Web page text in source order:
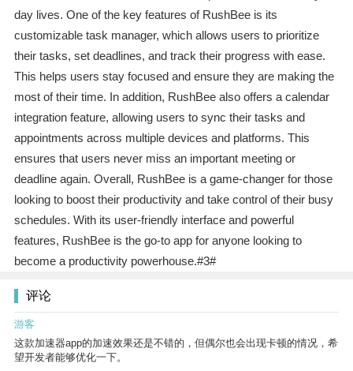
day lives. One of the key features of RushBee is its
customizable task manager, which allows users to prioritize
their tasks, set deadlines, and track their progress with ease.
This helps users stay focused and ensure they are making the
most of their time. In addition, RushBee also offers a calendar
integration feature, allowing users to sync their tasks and
appointments across multiple devices and platforms. This
ensures that users never miss an important meeting or
deadline again. Overall, RushBee is a game-changer for those
looking to boost their productivity and take control of their busy
schedules. With its user-friendly interface and powerful
features, RushBee is the go-to app for anyone looking to
become a productivity powerhouse.#3#
评论
游客
这款加速器app的加速效果还是不错的，但偶尔也会出现卡顿的情况，希
望开发者能够优化一下。